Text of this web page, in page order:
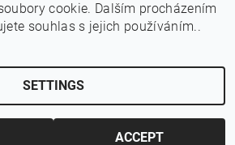
, all rights reserved.Edit cookie settings
cookie. Dalším procházením
souhlas s jejich používáním..
SETTINGS
ACCEPT